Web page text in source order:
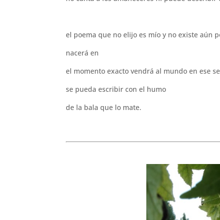
el poema que no elijo es mío y no existe aún
nacerá en
el momento exacto vendrá al mundo en ese
se pueda escribir con el humo
de la bala que lo mate.